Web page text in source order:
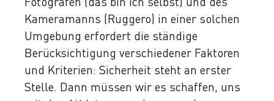
Kameramanns (Ruggero) in einer solchen
Umgebung erfordert die ständige
Berücksichtigung verschiedener Faktoren
und Kriterien: Sicherheit steht an erster
Stelle. Dann müssen wir es schaffen, uns